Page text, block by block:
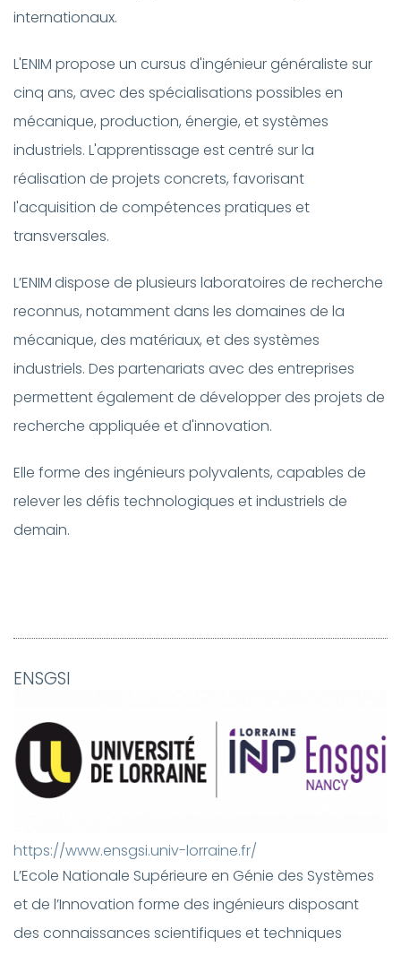
internationaux.
L'ENIM propose un cursus d'ingénieur généraliste sur
cinq ans, avec des spécialisations possibles en
mécanique, production, énergie, et systèmes
industriels. L'apprentissage est centré sur la
réalisation de projets concrets, favorisant
l'acquisition de compétences pratiques et
transversales.
L’ENIMdispose de plusieurs laboratoires de recherche
reconnus, notamment dans les domaines de la
mécanique, des matériaux, et des systèmes
industriels. Des partenariats avec des entreprises
permettent également de développer des projets de
recherche appliquée et d'innovation.
Elle forme des ingénieurs polyvalents, capables de
relever les défis technologiques et industriels de
demain.
ENSGSI
https://www.ensgsi.univ-lorraine.fr/
L’Ecole Nationale Supérieure en Génie des Systèmes
et de l’Innovation forme des ingénieurs disposant
des connaissances scientifiques et techniques